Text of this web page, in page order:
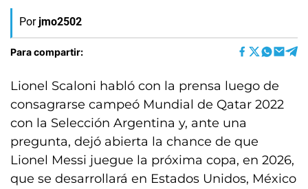
Por jmo2502
Para compartir:
Lionel Scaloni habló con la prensa luego de
consagrarse campeó Mundial de Qatar 2022
con la Selección Argentina y, ante una
pregunta, dejó abierta la chance de que
Lionel Messi juegue la próxima copa, en 2026,
que se desarrollará en Estados Unidos, México